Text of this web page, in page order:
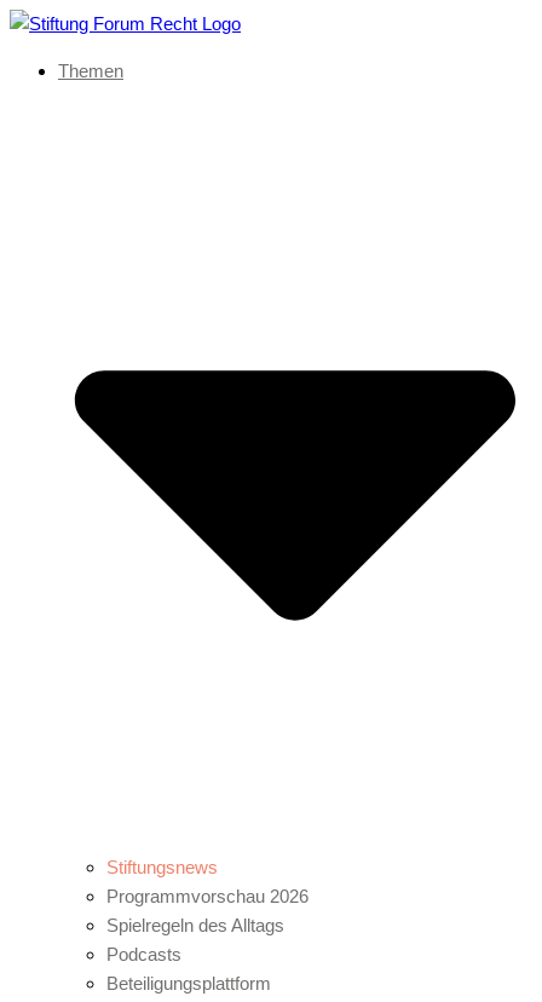
Themen
Stiftungsnews
Programmvorschau 2026
Spielregeln des Alltags
Podcasts
Beteiligungsplattform